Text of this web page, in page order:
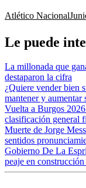
Atlético Nacional
Le puede
La millonada que
destaparon la cifra
¿Quiere vender bien
mantener y aumentar
Vuelta a Burgos
clasificación general
Muerte de Jorge
sentidos
Gobierno De La
peaje en